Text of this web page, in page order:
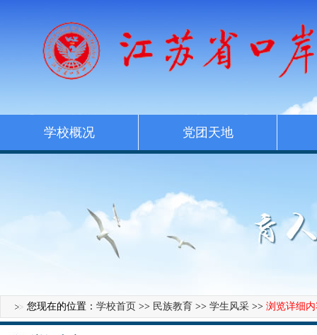
学校概况 党团天地
您现在的位置： 学校首页 >> 民族教育 >> 学生风采 >> 浏览详细